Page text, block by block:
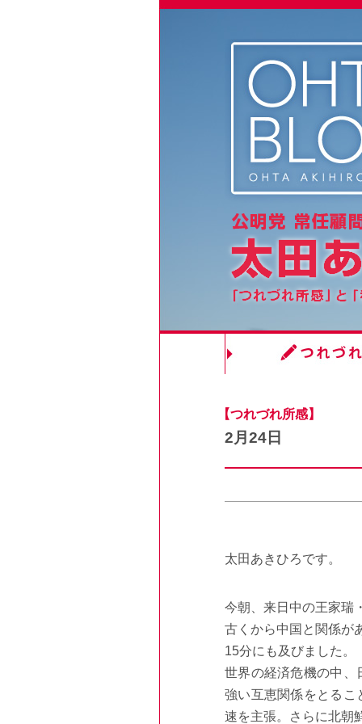
【つれづれ所感】
2月24日
太田あきひろです。
今朝、来日中の王家瑞
古くから中国と関係が
15分にも及びました。
世界の経済危機の中、
強い互恵関係をとるこ
速を主張。さらに北朝